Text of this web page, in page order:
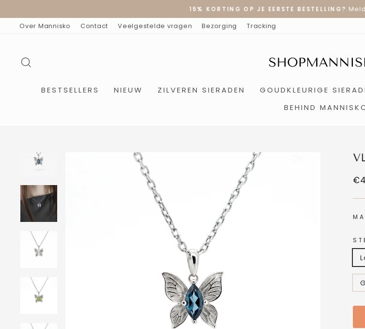
artikel
15% KORTING OP JE EERSTE BESTELLING?
Over Mannisko Contact Veelgestelde vragen Bezorging Tracking
BESTSELLERS NIEUW ZILVEREN SIERADEN GOUDKLEURIGE
BEHIND